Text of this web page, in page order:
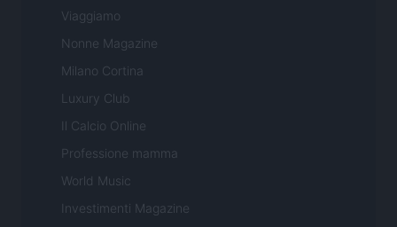
Viaggiamo
Nonne Magazine
Milano Cortina
Luxury Club
Il Calcio Online
Professione mamma
World Music
Investimenti Magazine